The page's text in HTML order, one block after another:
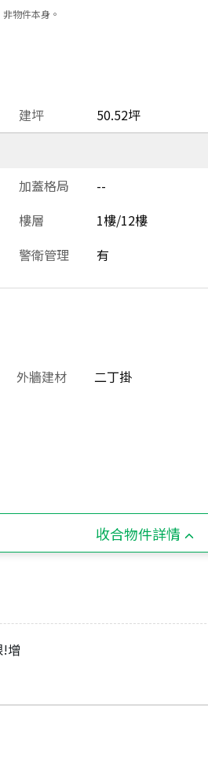
物件本身。
建坪 50.52坪
加蓋格局 --
樓層 1樓/12樓
警衛管理 有
外牆建材 二丁掛
收合物件詳情
!增